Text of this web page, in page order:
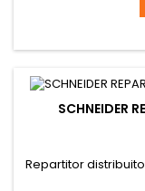
SCHNEIDER
Repartitor